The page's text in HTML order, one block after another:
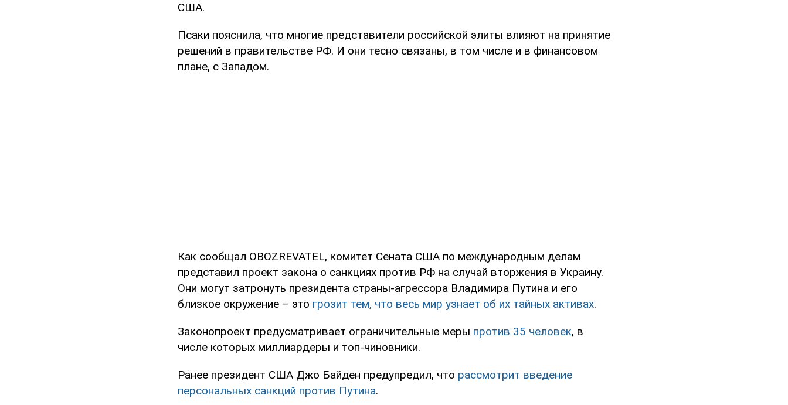
США.
Псаки пояснила, что многие представители российской элиты влияют на принятие
решений в правительстве РФ. И они тесно связаны, в том числе и в финансовом
плане, с Западом.
Как сообщал OBOZREVATEL, комитет Сената США по международным делам
представил проект закона о санкциях против РФ на случай вторжения в Украину.
Они могут затронуть президента страны-агрессора Владимира Путина и его
близкое окружение – это грозит тем, что весь мир узнает об их тайных активах.
Законопроект предусматривает ограничительные меры против 35 человек, в
числе которых миллиардеры и топ-чиновники.
Ранее президент США Джо Байден предупредил, что рассмотрит введение
персональных санкций против Путина.